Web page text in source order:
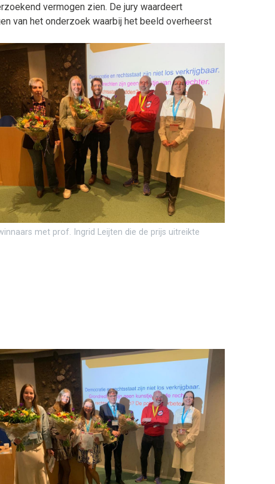
vermogen zien. De jury waardeert
van het onderzoek waarbij het beeld overheerst
met prof. Ingrid Leijten die de prijs uitreikte